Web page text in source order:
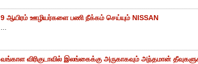
9 ஆயிரம் ஊழியர்களை பணி நீக்கம் செய்யும் NISSAN
...
வங்காள விரிகுடாவில் இலங்கைக்கு அருகாகவும் அந்தமான்